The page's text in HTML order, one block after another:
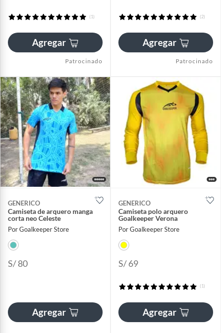
(1)
Agregar
Patrocinado
(2)
Agregar
Patrocinado
GENERICO
Camiseta de arquero manga
corta neo Celeste
Por Goalkeeper Store
S/ 80
Agregar
GENERICO
Camiseta polo arquero
Goalkeeper Verona
Por Goalkeeper Store
S/ 69
(1)
Agregar